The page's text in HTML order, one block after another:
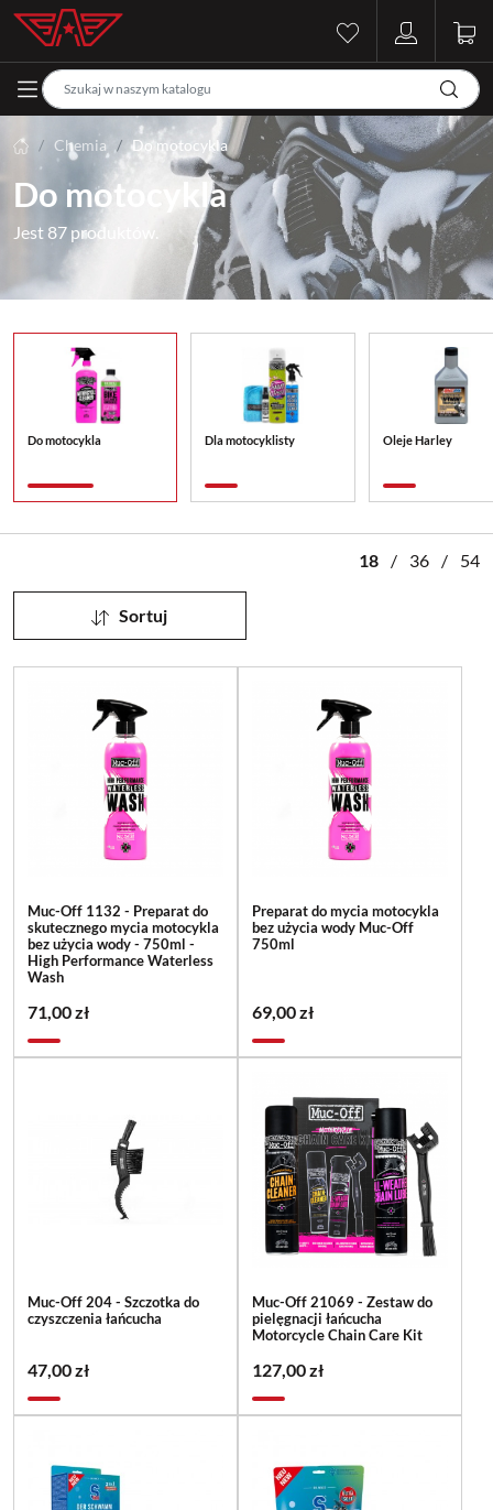
Chemia Do motocykla
Do motocykla
Jest 87 produktów.
Do motocykla Dla motocyklisty Oleje Harley
18 / 36 / 54
Sortuj
Muc-Off 1132 - Preparat do
skutecznego mycia motocykla
bez użycia wody - 750ml -
High Performance Waterless
Wash
71,00 zł
Preparat do mycia motocykla
bez użycia wody Muc-Off
750ml
69,00 zł
Muc-Off 204 - Szczotka do
czyszczenia łańcucha
47,00 zł
Muc-Off 21069 - Zestaw do
pielęgnacji łańcucha
Motorcycle Chain Care Kit
127,00 zł